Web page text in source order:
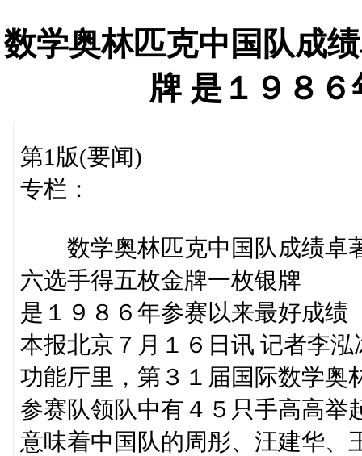
数学奥林匹克中国队成
牌 是１９８
第1版(要闻)
专栏：
数学奥林匹克中国队成绩卓
六选手得五枚金牌一枚银牌
是１９８６年参赛以来最好成绩
本报北京７月１６日讯 记者李
功能厅里，第３１届国际数学奥
参赛队领队中有４５只手高高举
意味着中国队的周彤、汪建华、